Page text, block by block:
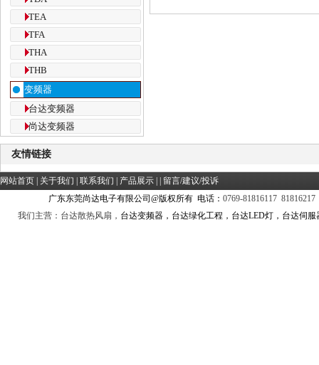
TEA
TFA
THA
THB
变频器
台达变频器
尚达变频器
友情链接
网站首页 关于我们 联系我们 产品展示
留言/建议/投诉
广东东莞尚达电子有限公司@版权所有 电话： 0769-81816117 81816217
我们主营：台达散热风扇， 台达变频器，台达绿化工程，台达LED灯，台达伺